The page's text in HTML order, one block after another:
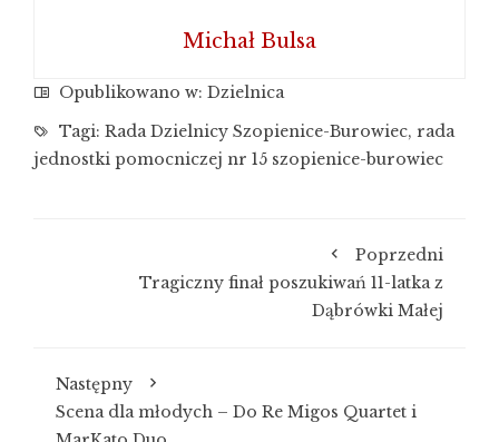
Michał Bulsa
Opublikowano w: Dzielnica
Tagi: Rada Dzielnicy Szopienice-Burowiec, rada
jednostki pomocniczej nr 15 szopienice-burowiec
Poprzedni
Tragiczny finał poszukiwań 11-latka z
Dąbrówki Małej
Następny
Scena dla młodych – Do Re Migos Quartet i